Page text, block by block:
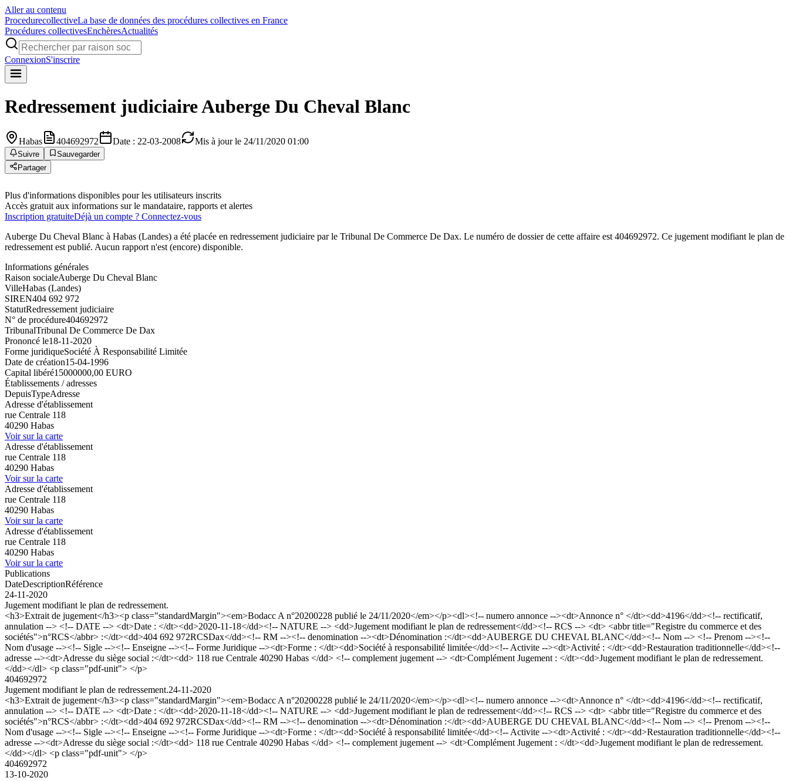
Aller au contenu
ProcedurecollectiveLa base de données des procédures collectives en France
Procédures collectivesEnchèresActualités
ConnexionS'inscrire
Redressement judiciaireAuberge Du Cheval Blanc
Habas 404692972 Date : 22-03-2008 Mis à jour le 24/11/2020 01:00
Suivre
Sauvegarder
Partager
Plus d'informations disponibles pour les utilisateurs inscrits
Accès gratuit aux informations sur le mandataire, rapports et alertes
Inscription gratuiteDéjà un compte ? Connectez-vous
Auberge Du Cheval Blanc à Habas (Landes) a été placée en redressement judiciaire par le Tribunal De Commerce De Dax. Le numéro de dossier de cette affaire est 404692972. Ce jugement modifiant le plan de
redressement est publié. Aucun rapport n'est (encore) disponible.
Informations générales
Raison socialeAuberge Du Cheval Blanc
VilleHabas (Landes)
SIREN404 692 972
StatutRedressement judiciaire
N° de procédure404692972
TribunalTribunal De Commerce De Dax
Prononcé le18-11-2020
Forme juridiqueSociété À Responsabilité Limitée
Date de création15-04-1996
Capital libéré15000000,00 EURO
Établissements / adresses
DepuisTypeAdresse
Adresse d'établissement
rue Centrale 118
40290 Habas
Voir sur la carte
Adresse d'établissement
rue Centrale 118
40290 Habas
Voir sur la carte
Adresse d'établissement
rue Centrale 118
40290 Habas
Voir sur la carte
Adresse d'établissement
rue Centrale 118
40290 Habas
Voir sur la carte
Publications
DateDescriptionRéférence
24-11-2020
Jugement modifiant le plan de redressement.
<h3>Extrait de jugement</h3><p class="standardMargin"><em>Bodacc A n°20200228 publié le 24/11/2020</em></p><dl><!-- numero annonce --><dt>Annonce n° </dt><dd>4196</dd><!-- rectificatif,
annulation --> <!-- DATE --> <dt>Date : </dt><dd>2020-11-18</dd><!-- NATURE --> <dd>Jugement modifiant le plan de redressement</dd><!-- RCS --> <dt> <abbr title="Registre du commerce et des
sociétés">n°RCS</abbr> :</dt><dd>404 692 972RCSDax</dd><!-- RM --><!-- denomination --><dt>Dénomination :</dt><dd>AUBERGE DU CHEVAL BLANC</dd><!-- Nom --> <!-- Prenom --><!--
Nom d'usage --><!-- Sigle --><!-- Enseigne --><!-- Forme Juridique --><dt>Forme : </dt><dd>Société à responsabilité limitée</dd><!-- Activite --><dt>Activité : </dt><dd>Restauration traditionnelle</dd><!--
adresse --><dt>Adresse du siège social :</dt><dd> 118 rue Centrale 40290 Habas </dd> <!-- complement jugement --> <dt>Complément Jugement : </dt><dd>Jugement modifiant le plan de redressement.
</dd></dl> <p class="pdf-unit"> </p>
404692972
Jugement modifiant le plan de redressement.24-11-2020
<h3>Extrait de jugement</h3><p class="standardMargin"><em>Bodacc A n°20200228 publié le 24/11/2020</em></p><dl><!-- numero annonce --><dt>Annonce n° </dt><dd>4196</dd><!-- rectificatif,
annulation --> <!-- DATE --> <dt>Date : </dt><dd>2020-11-18</dd><!-- NATURE --> <dd>Jugement modifiant le plan de redressement</dd><!-- RCS --> <dt> <abbr title="Registre du commerce et des
sociétés">n°RCS</abbr> :</dt><dd>404 692 972RCSDax</dd><!-- RM --><!-- denomination --><dt>Dénomination :</dt><dd>AUBERGE DU CHEVAL BLANC</dd><!-- Nom --> <!-- Prenom --><!--
Nom d'usage --><!-- Sigle --><!-- Enseigne --><!-- Forme Juridique --><dt>Forme : </dt><dd>Société à responsabilité limitée</dd><!-- Activite --><dt>Activité : </dt><dd>Restauration traditionnelle</dd><!--
adresse --><dt>Adresse du siège social :</dt><dd> 118 rue Centrale 40290 Habas </dd> <!-- complement jugement --> <dt>Complément Jugement : </dt><dd>Jugement modifiant le plan de redressement.
</dd></dl> <p class="pdf-unit"> </p>
404692972
13-10-2020